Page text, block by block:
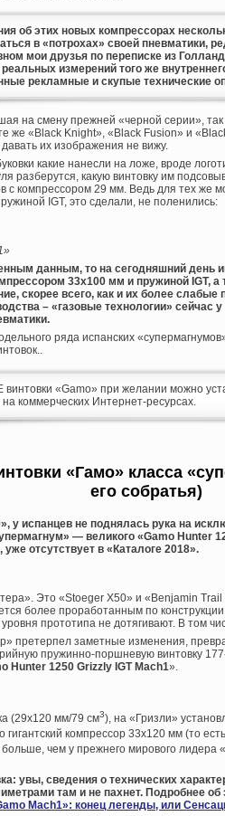
об этих новых компрессорах
в «потрохах» своей пневматики,
мои друзья по переписке из
измерений того же
рекламные и скупые технические
на смену прежней «черной серии»,
же «Black Knight», «Black Fusion» и
их изображения не вижу.
какие нанесли на ложе, вроде
разберутся, какую винтовку им
с компрессором 29 мм. Ведь для тех
IGT, это сделали, не поленились:
данным, то на сегодняшний день
33х100 мм и пружиной IGT,
скорее всего, как и их более слабые
– «газовые технологии» сейчас
ряда испанских
«Gamo» при желании можно
на коммерческих Интернет-ресурсах.
«Гамо» класса
его собратья)
у испанцев не поднялась рука на
— великого «Gamo Hunter
отсутствует в «Каталоге 2018».
Это «Stoeger X50» и «Benjamin
более проработанным по
прототипа не дотягивают. В том
претерпел заметные изменения,
пружинно-поршневую винтовку
Hunter 1250 Grizzly IGT Mach1».
(29х120 мм/79 см3), на «Гризли»
компрессор 33х120 мм (то
чем у прежнего мирового
увы, сведения о технических
там и не пахнет. Подробнее об
Mach1»: конец легенды, или